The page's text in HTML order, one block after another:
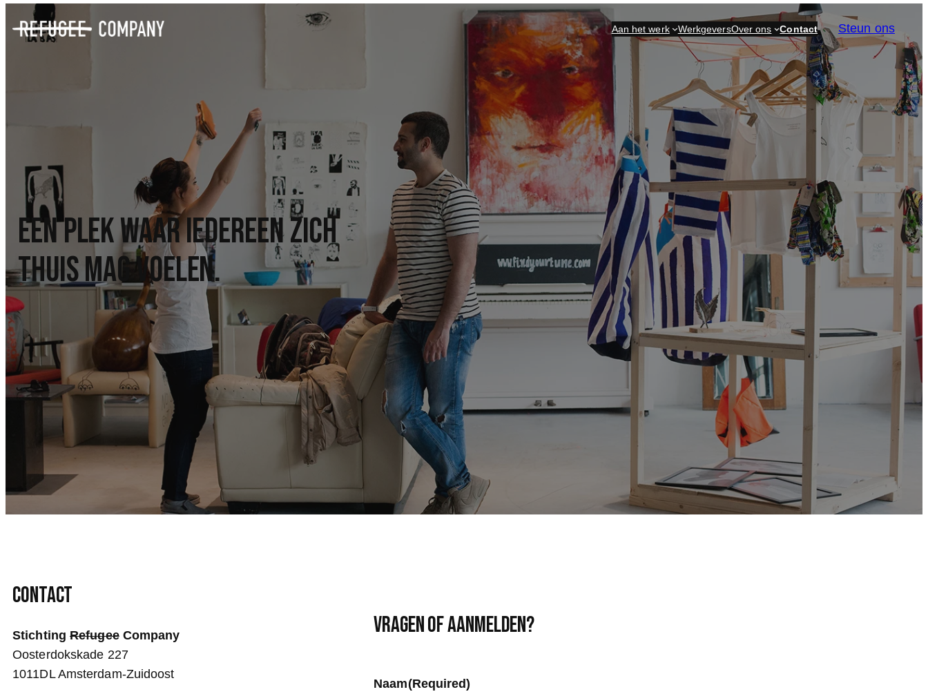
Aan het werk WerkgeversOver ons Contact Steun ons
een plek waar iedereen zich
thuis mag voelen.
contact
Stichting RefugeeCompany
Oosterdokskade 227
1011DL Amsterdam-Zuidoost
Vragen of AANMELDEN?
Naam(Required)